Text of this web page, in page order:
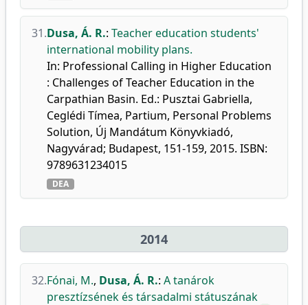
31.Dusa, Á. R.: Teacher education students'
international mobility plans.
In: Professional Calling in Higher Education
: Challenges of Teacher Education in the
Carpathian Basin. Ed.: Pusztai Gabriella,
Ceglédi Tímea, Partium, Personal Problems
Solution, Új Mandátum Könyvkiadó,
Nagyvárad; Budapest, 151-159, 2015. ISBN:
9789631234015
DEA
2014
32.Fónai, M., Dusa, Á. R.: A tanárok
presztízsének és társadalmi státuszának